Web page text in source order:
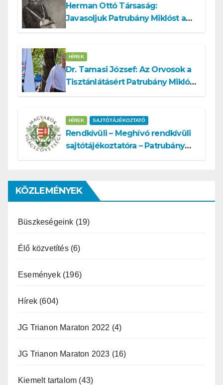
Herman Ottó Társaság:
Javasoljuk Patrubány Miklóst a
HÍREK
Dr. Tamasi József: Az Orvosok a
Tisztánlátásért Patrubány Miklóst
HÍREK SAJTÓTÁJÉKOZTATÓ
Rendkívüli – Meghívó rendkívüli
sajtótájékoztatóra – Patrubány
támadás
KÖZLEMÉNYEK
Büszkeségeink (19)
Élő közvetítés(6)
Események(196)
Hírek (604)
JG Trianon Maraton 2022 (4)
JG Trianon Maraton 2023 (16)
Kiemelt tartalom (43)